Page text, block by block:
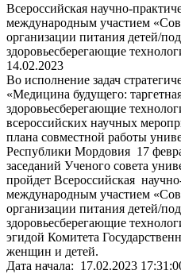
Всероссийская научно-
международным участием
организации питания детей/
здоровьесберегающие
14.02.2023
Во исполнение задач
«Медицина будущего:
здоровьесберегающие
всероссийских научных
плана совместной работы
Республики Мордовия 17
заседаний Ученого совета
пройдет Всероссийская
международным участием
организации питания детей/
здоровьесберегающие
эгидой Комитета
женщин и детей.
Дата начала: 17.02.2023